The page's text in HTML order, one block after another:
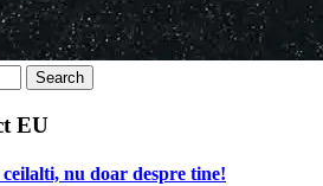
EU
nu doar despre tine!